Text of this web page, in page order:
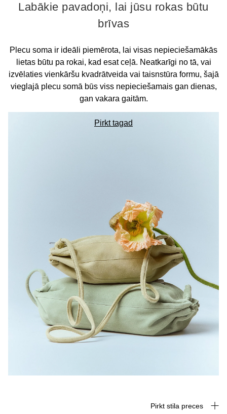
Pirkt stila preces
Labākie pavadoņi, lai jūsu rokas būtu
brīvas
Plecu soma ir ideāli piemērota, lai visas nepieciešamākās
lietas būtu pa rokai, kad esat ceļā. Neatkarīgi no tā, vai
izvēlaties vienkāršu kvadrātveida vai taisnstūra formu, šajā
vieglajā plecu somā būs viss nepieciešamais gan dienas,
gan vakara gaitām.
Pirkt tagad